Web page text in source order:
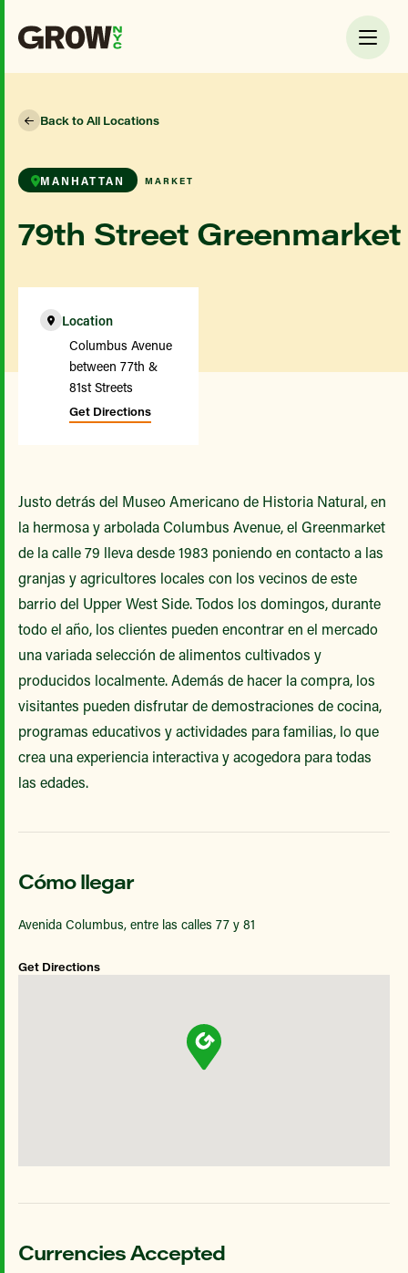
Back to All Locations
MANHATTAN MARKET
79th Street Greenmarket
Location
Columbus Avenue
between 77th &
81st Streets
Get Directions
Justo detrás del Museo Americano de Historia Natural, en
la hermosa y arbolada Columbus Avenue, el Greenmarket
de la calle 79 lleva desde 1983 poniendo en contacto a las
granjas y agricultores locales con los vecinos de este
barrio del Upper West Side. Todos los domingos, durante
todo el año, los clientes pueden encontrar en el mercado
una variada selección de alimentos cultivados y
producidos localmente. Además de hacer la compra, los
visitantes pueden disfrutar de demostraciones de cocina,
programas educativos y actividades para familias, lo que
crea una experiencia interactiva y acogedora para todas
las edades.
Cómo llegar
Avenida Columbus, entre las calles 77 y 81
Get Directions
Currencies Accepted